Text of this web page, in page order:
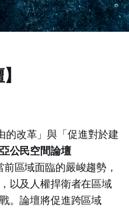
的改革」與「促進對於建
公民空間論壇
區域面臨的嚴峻趨勢，
以及人權捍衛者在區域
。論壇將促進跨區域